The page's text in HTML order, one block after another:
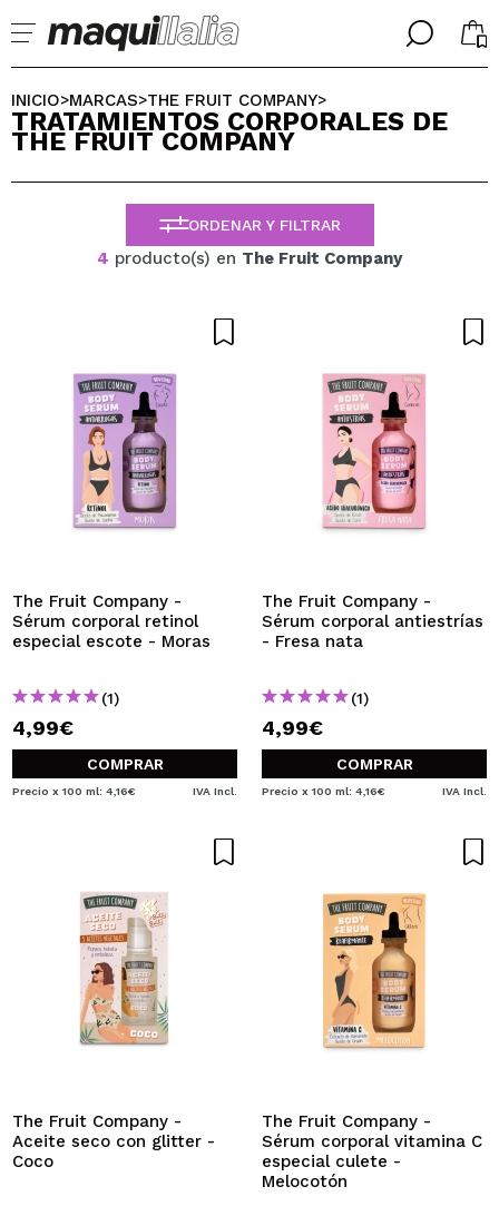
╳
Ya soy #maquilover, tengo cuenta
BIENVENIDX!
No tengo cuenta aquí
QUIERO REGISTRARME
pedidos y consultar tus operaciones anteriores.
╳
SELECCIONA TU IDIOMA
ENGLISH
FRANCES
ALEMAN
ITALIANO
INICIO>MARCAS>THE FRUIT COMPANY>
TRATAMIENTOS CORPORALES DE
THE FRUIT COMPANY
ORDENAR Y FILTRAR
4 producto(s) en The Fruit Company
The Fruit Company -
Sérum corporal retinol
especial escote - Moras
(1)
4,99€
COMPRAR
Precio x 100 ml: 4,16€ IVA Incl.
The Fruit Company -
Sérum corporal antiestrías
- Fresa nata
(1)
4,99€
COMPRAR
Precio x 100 ml: 4,16€ IVA Incl.
The Fruit Company -
Aceite seco con glitter -
Coco
The Fruit Company -
Sérum corporal vitamina C
especial culete -
Melocotón